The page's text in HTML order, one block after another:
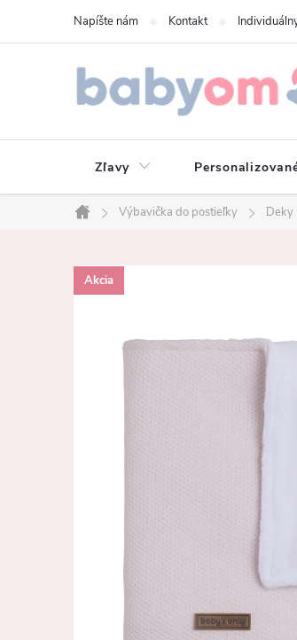
Napíšte nám Kontakt
Zľavy
Domov
Výbavička do postieľky Deky
Akcia